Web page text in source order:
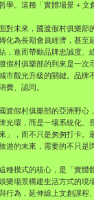
學。這種「實體場景 + 文
對未來，國渡假村俱樂部
化為長期會員經濟，甚至
，進而帶動品牌忠誠度、
假村俱樂部的到來是一次
市觀光升級的關鍵。品牌
費、認同。
國渡假村俱樂部的亞洲野心
牌光環，而是一場系統化、
」，而不只是匆匆打卡。
遊的未來，需要的不只是
種模式的核心，是「實體
樂場景構建生活方式的現
行為，延伸線上文創課程